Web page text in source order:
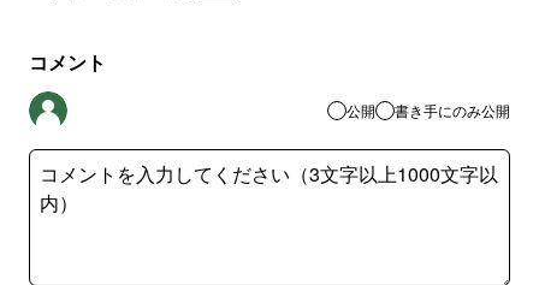
コメント
公開 書き手にのみ公開